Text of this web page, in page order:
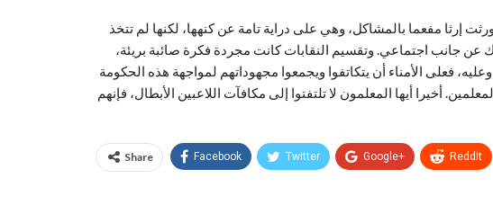
إرثا مفعما بالمشاكل، وهي على دراية تامة عن كنهها، لكنها لم تتخذ
عن جانب اجتماعي. وتقسيم النقابات كانت مجردة فكرة صائبة بريئة،
فعلى الأمناء أن يتكاتفوا ويجمعوا مجهوداتهم لمواجهة هذه الحكومة
أخيرا أيها المعلمون لا تلتفتوا إلى مكافآت اللاعبين الأبطال، فإنهم
Share Facebook Twitter Google+ ReddIt